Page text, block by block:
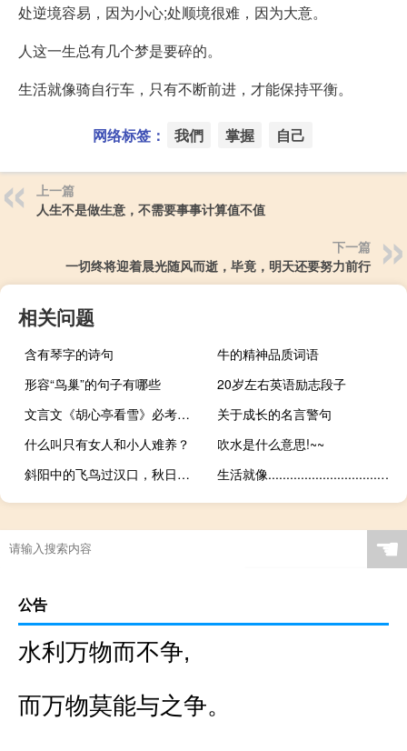
处逆境容易，因为小心;处顺境很难，因为大意。
人这一生总有几个梦是要碎的。
生活就像骑自行车，只有不断前进，才能保持平衡。
网络标签： 我們 掌握 自己
上一篇
人生不是做生意，不需要事事计算值不值
下一篇
一切终将迎着晨光随风而逝，毕竟，明天还要努力前行
相关问题
含有琴字的诗句
牛的精神品质词语
形容“鸟巢”的句子有哪些
20岁左右英语励志段子
文言文《胡心亭看雪》必考的句子
关于成长的名言警句
什么叫只有女人和小人难养？
吹水是什么意思!~~
斜阳中的飞鸟过汉口，秋日的天空与洞庭湖交相辉映
生活就像..............................................................................................................................................................................
☚
公告
水利万物而不争,
而万物莫能与之争。